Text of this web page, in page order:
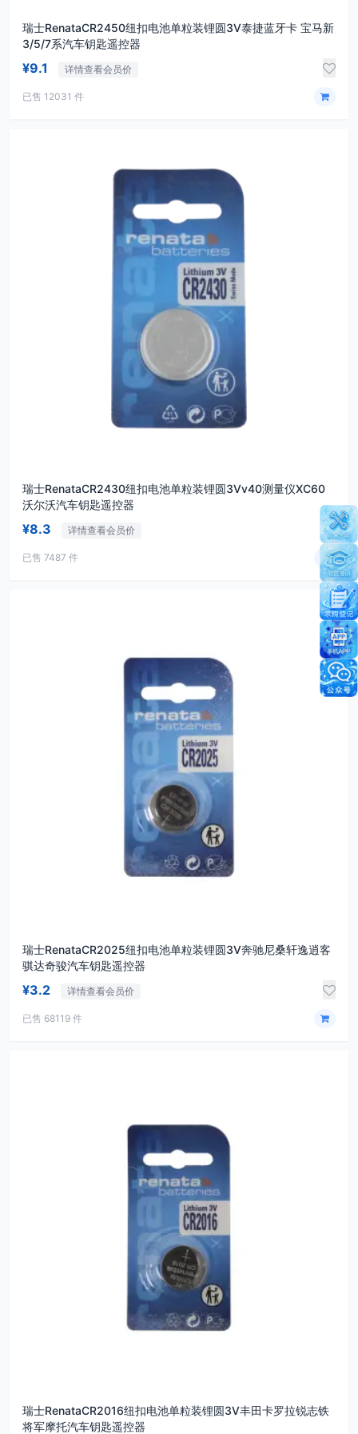
瑞士RenataCR2450纽扣电池单粒装锂圆3V泰捷蓝牙卡 宝马新
3/5/7系汽车钥匙遥控器
¥9.1 详情查看会员价
已售 12031 件
瑞士RenataCR2430纽扣电池单粒装锂圆3Vv40测量仪XC60
沃尔沃汽车钥匙遥控器
¥8.3 详情查看会员价
已售 7487 件
瑞士RenataCR2025纽扣电池单粒装锂圆3V奔驰尼桑轩逸逍客
骐达奇骏汽车钥匙遥控器
¥3.2 详情查看会员价
已售 68119 件
瑞士RenataCR2016纽扣电池单粒装锂圆3V丰田卡罗拉锐志铁
将军摩托汽车钥匙遥控器